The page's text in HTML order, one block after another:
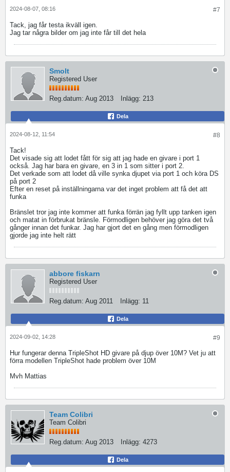
#7
2024-08-07, 08:16
Tack, jag får testa ikväll igen.
Jag tar några bilder om jag inte får till det hela
Smolt
Registered User
Reg.datum: Aug 2013 Inlägg: 213
Dela
#8
2024-08-12, 11:54
Tack!
Det visade sig att lodet fått för sig att jag hade en givare i port 1
också. Jag har bara en givare, en 3 in 1 som sitter i port 2.
Det verkade som att lodet då ville synka djupet via port 1 och köra DS
på port 2
Efter en reset på inställningarna var det inget problem att få det att
funka
Bränslet tror jag inte kommer att funka förrän jag fyllt upp tanken igen
och matat in förbrukat bränsle. Förmodligen behöver jag göra det två
gånger innan det funkar. Jag har gjort det en gång men förmodligen
gjorde jag inte helt rätt
abbore fiskarn
Registered User
Reg.datum: Aug 2011 Inlägg: 11
Dela
#9
2024-09-02, 14:28
Hur fungerar denna TripleShot HD​ givare på djup över 10M? Vet ju att
förra modellen TripleShot hade problem över 10M
Mvh Mattias
Team Colibri
Team Colibri
Reg.datum: Aug 2013 Inlägg: 4273
Dela